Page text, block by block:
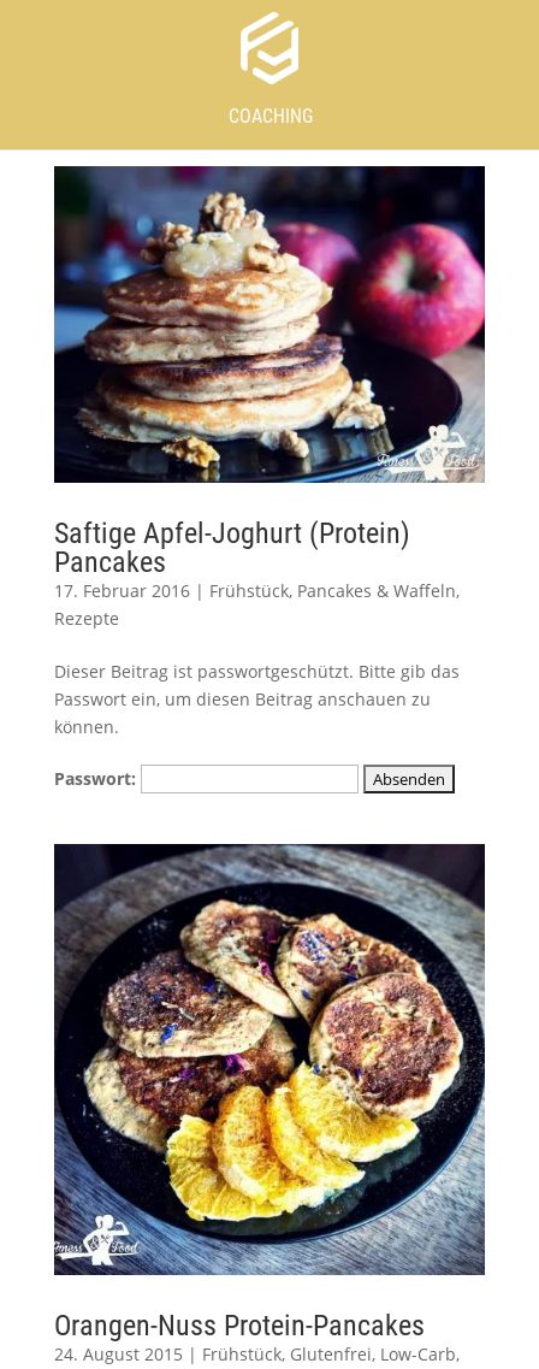
COACHING
Saftige Apfel-Joghurt (Protein)
Pancakes
17. Februar 2016| Frühstück, Pancakes & Waffeln,
Rezepte
Dieser Beitrag ist passwortgeschützt. Bitte gib das
Passwort ein, um diesen Beitrag anschauen zu
können.
Passwort:
Orangen-Nuss Protein-Pancakes
24. August 2015 | Frühstück, Glutenfrei, Low-Carb,